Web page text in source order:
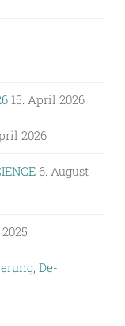
15. April 2026
2026
6. August
De-